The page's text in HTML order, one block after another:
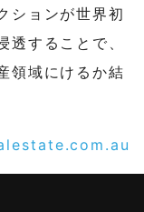
ションが世界初
することで、
領域にけるか結